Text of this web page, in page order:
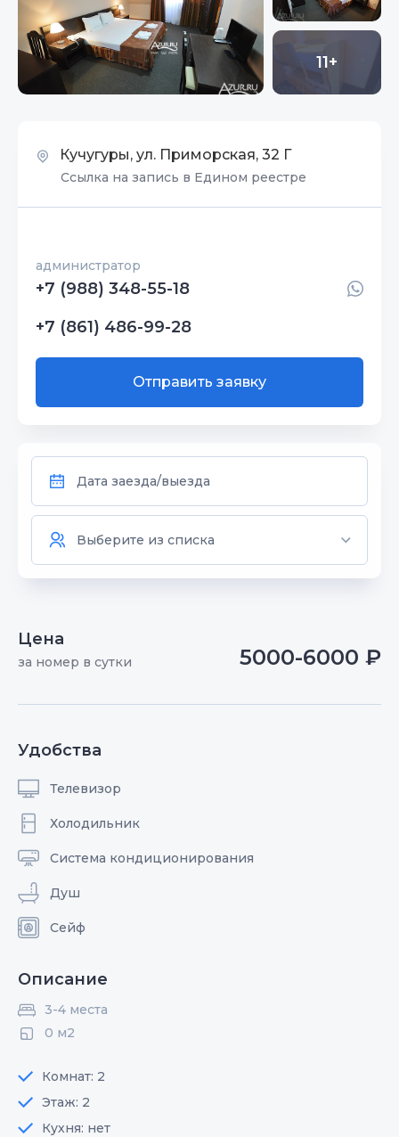
11+
Кучугуры, ул. Приморская, 32 Г
Ссылка на запись в Едином реестре
администратор
+7 (988) 348-55-18
+7 (861) 486-99-28
Отправить заявку
Цена
за номер в сутки 5000-6000 ₽
Удобства
Телевизор
Холодильник
Система кондиционирования
Душ
Сейф
Описание
3-4 места
0 м2
Комнат: 2
Этаж: 2
Кухня: нет